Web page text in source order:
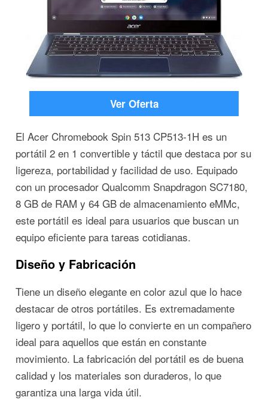
Ver Oferta
El Acer Chromebook Spin 513 CP513-1H es un
portátil 2 en 1 convertible y táctil que destaca por su
ligereza, portabilidad y facilidad de uso. Equipado
con un procesador Qualcomm Snapdragon SC7180,
8 GB de RAM y 64 GB de almacenamiento eMMc,
este portátil es ideal para usuarios que buscan un
equipo eficiente para tareas cotidianas.
Diseño y Fabricación
Tiene un diseño elegante en color azul que lo hace
destacar de otros portátiles. Es extremadamente
ligero y portátil, lo que lo convierte en un compañero
ideal para aquellos que están en constante
movimiento. La fabricación del portátil es de buena
calidad y los materiales son duraderos, lo que
garantiza una larga vida útil.